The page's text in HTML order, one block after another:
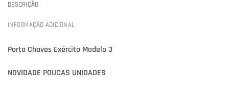
DESCRIÇÃO
INFORMAÇÃO ADICIONAL
Porta Chaves Exército Modelo 3
NOVIDADE POUCAS UNIDADES